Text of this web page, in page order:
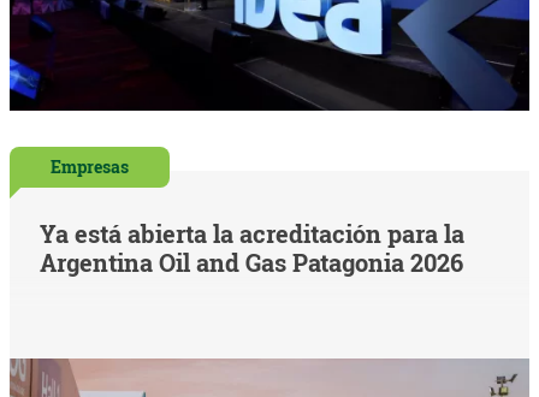
Empresas
Ya está abierta la acreditación para la
Argentina Oil and Gas Patagonia 2026